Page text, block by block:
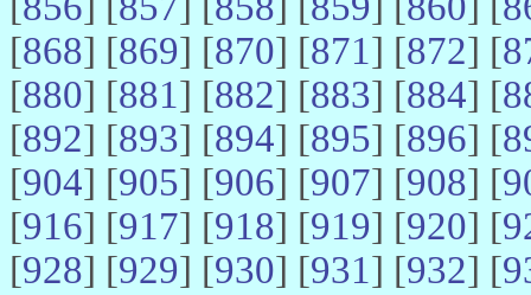
[868] [869] [870] [871] [872] [
[880] [881] [882] [883] [884] [
[892] [893] [894] [895] [896] [
[904] [905] [906] [907] [908] [
[916] [917] [918] [919] [920] [
[928] [929] [930] [931] [932] [